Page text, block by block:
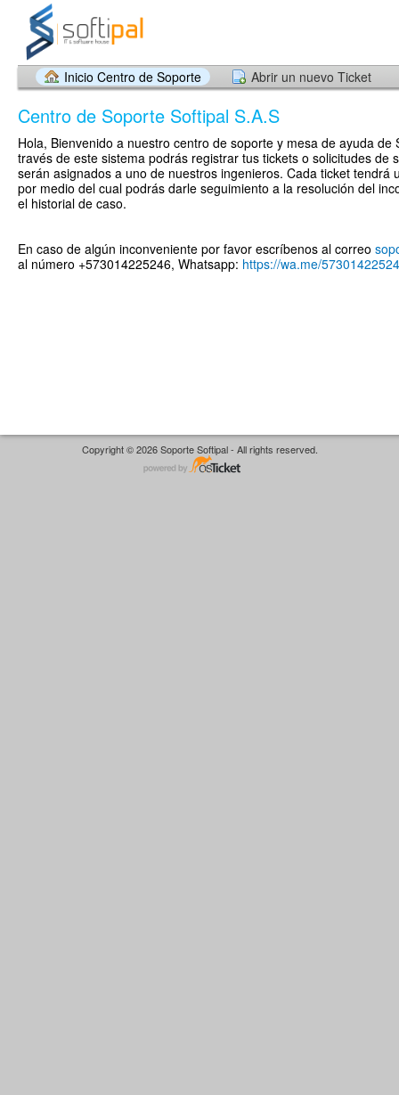
Inicio Centro de Soporte Abrir un nuevo Ticket
Centro de Soporte Softipal S.A.S
Hola, Bienvenido a nuestro centro de soporte y mesa de ayuda de
través de este sistema podrás registrar tus tickets o solicitudes de
serán asignados a uno de nuestros ingenieros. Cada ticket tendrá
por medio del cual podrás darle seguimiento a la resolución del
el historial de caso.
En caso de algún inconveniente por favor escríbenos al correo
al número +573014225246, Whatsapp: https://wa.me/
Copyright © 2026 Soporte Softipal - All rights reserved.